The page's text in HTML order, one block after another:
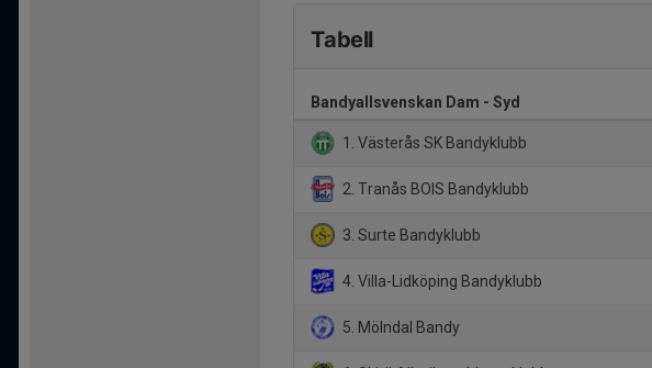
Tabell
Bandyallsvenskan Dam - Syd
1. Västerås SK Bandyklubb
2. Tranås BOIS Bandyklubb
3. Surte Bandyklubb
4. Villa-Lidköping Bandyklubb
5. Mölndal Bandy